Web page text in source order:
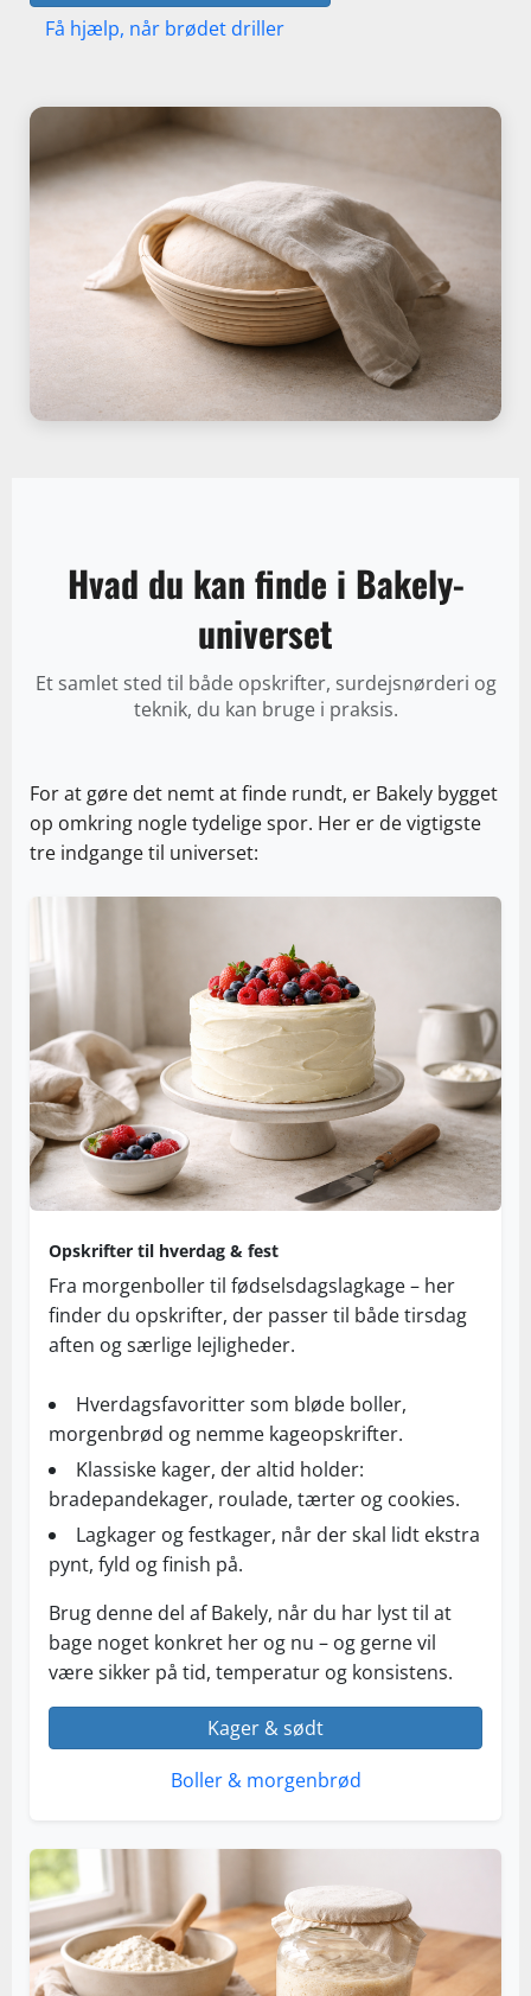
Få hjælp, når brødet driller
Hvad du kan finde i Bakely-
universet
Et samlet sted til både opskrifter, surdejsnørderi og
teknik, du kan bruge i praksis.
For at gøre det nemt at finde rundt, er Bakely bygget
op omkring nogle tydelige spor. Her er de vigtigste
tre indgange til universet:
Opskrifter til hverdag & fest
Fra morgenboller til fødselsdagslagkage – her
finder du opskrifter, der passer til både tirsdag
aften og særlige lejligheder.
Hverdagsfavoritter som bløde boller,
morgenbrød og nemme kageopskrifter.
Klassiske kager, der altid holder:
bradepandekager, roulade, tærter og cookies.
Lagkager og festkager, når der skal lidt ekstra
pynt, fyld og finish på.
Brug denne del af Bakely, når du har lyst til at
bage noget konkret her og nu – og gerne vil
være sikker på tid, temperatur og konsistens.
Kager & sødt
Boller & morgenbrød